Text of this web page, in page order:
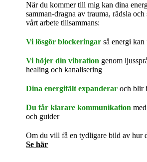
När du kommer till mig kan dina
samman-dragna av trauma, rädsla
vårt arbete tillsammans:
Vi lösgör blockeringar så energi
Vi höjer din vibration genom
healing och kanalisering
Dina energifält expanderar och blir
Du får klarare kommunikation
och guider
Om du vill få en tydligare bild av hur
Se här